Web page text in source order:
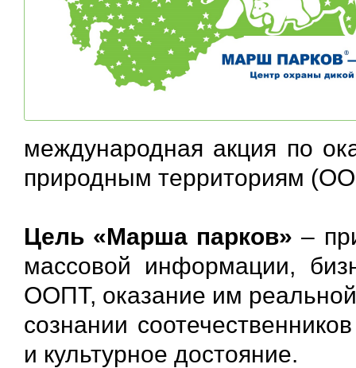
международная акция по
природным территориям
Цель «Марша парков» –
массовой информации,
ООПТ, оказание им
сознании
и культурное достояние.